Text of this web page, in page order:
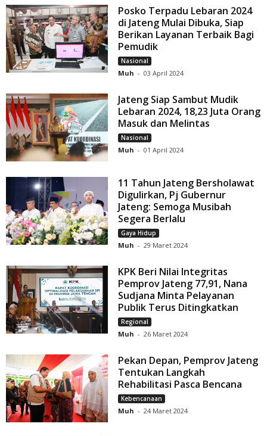
Posko Terpadu Lebaran 2024
di Jateng Mulai Dibuka, Siap
Berikan Layanan Terbaik Bagi
Pemudik
Nasional
Muh - 03 April 2024
Jateng Siap Sambut Mudik
Lebaran 2024, 18,23 Juta Orang
Masuk dan Melintas
Nasional
Muh - 01 April 2024
11 Tahun Jateng Bersholawat
Digulirkan, Pj Gubernur
Jateng: Semoga Musibah
Segera Berlalu
Gaya Hidup
Muh - 29 Maret 2024
KPK Beri Nilai Integritas
Pemprov Jateng 77,91, Nana
Sudjana Minta Pelayanan
Publik Terus Ditingkatkan
Regional
Muh - 26 Maret 2024
Pekan Depan, Pemprov Jateng
Tentukan Langkah
Rehabilitasi Pasca Bencana
Kebencanaan
Muh - 24 Maret 2024